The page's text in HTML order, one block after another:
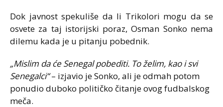
Dok javnost spekuliše da li Trikolori mogu da se
osvete za taj istorijski poraz, Osman Sonko nema
dilemu kada je u pitanju pobednik.
„Mislim da će Senegal pobediti. To želim, kao i svi
Senegalci“– izjavio je Sonko, ali je odmah potom
ponudio duboko političko čitanje ovog fudbalskog
meča.